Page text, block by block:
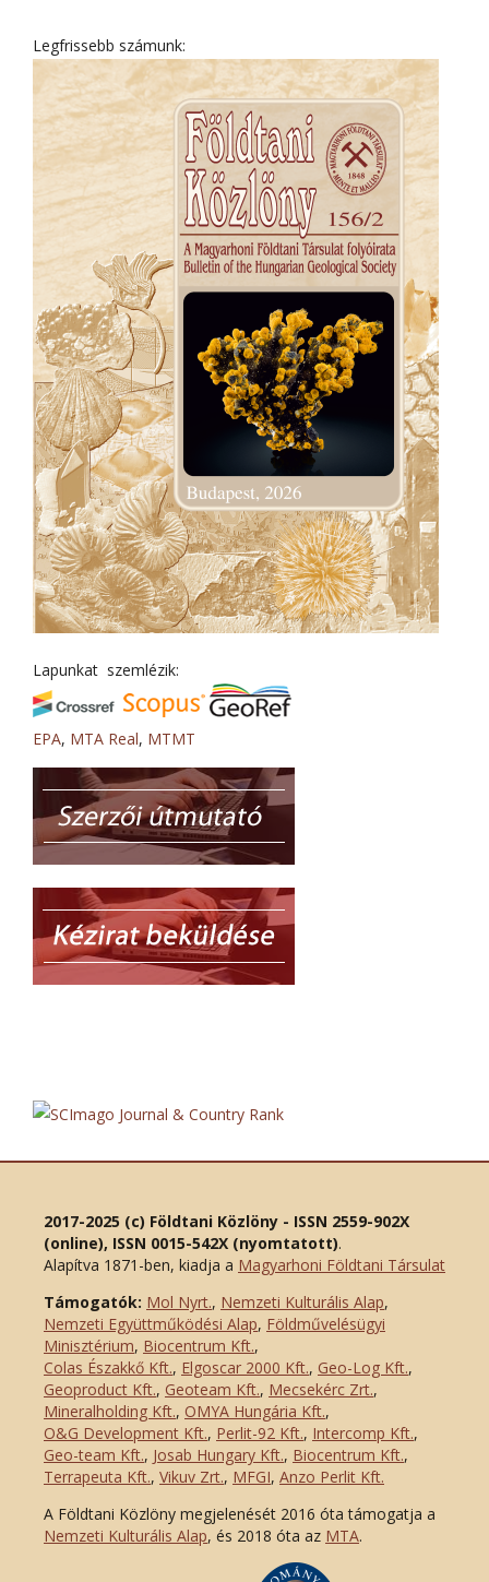
Legfrissebb számunk:
Lapunkat szemlézik:
EPA, MTA Real, MTMT
2017-2025 (c) Földtani Közlöny - ISSN 2559-902X
(online), ISSN 0015-542X (nyomtatott).
Alapítva 1871-ben, kiadja a Magyarhoni Földtani Társulat
Támogatók: Mol Nyrt., Nemzeti Kulturális Alap,
Nemzeti Együttműködési Alap, Földművelésügyi
Minisztérium, Biocentrum Kft.,
Colas Északkő Kft., Elgoscar 2000 Kft., Geo-Log Kft.,
Geoproduct Kft., Geoteam Kft., Mecsekérc Zrt.,
Mineralholding Kft., OMYA Hungária Kft.,
O&G Development Kft., Perlit-92 Kft., Intercomp Kft.,
Geo-team Kft., Josab Hungary Kft., Biocentrum Kft.,
Terrapeuta Kft., Vikuv Zrt., MFGI, Anzo Perlit Kft.
A Földtani Közlöny megjelenését 2016 óta támogatja a
Nemzeti Kulturális Alap, és 2018 óta az MTA.